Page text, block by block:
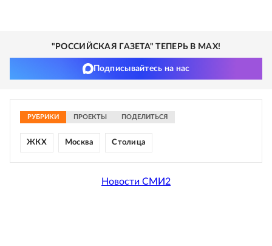
"РОССИЙСКАЯ ГАЗЕТА" ТЕПЕРЬ В MAX!
Подписывайтесь на нас
РУБРИКИ ПРОЕКТЫ ПОДЕЛИТЬСЯ
ЖКХ Москва Столица
Новости СМИ2